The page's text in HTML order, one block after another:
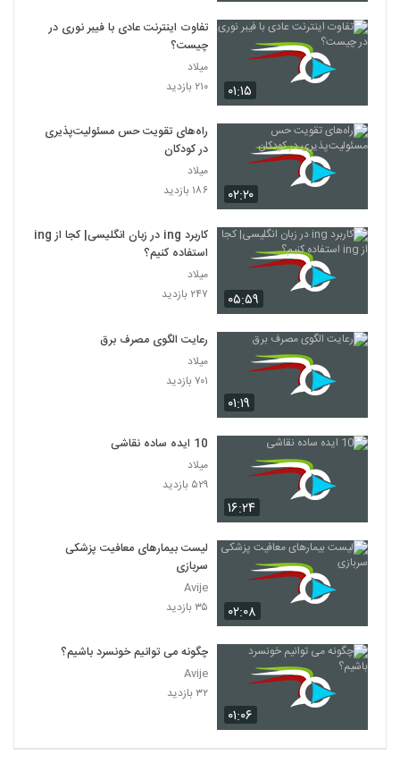
۰۱:۱۵
تفاوت اینترنت عادی با فیبر نوری در
چیست؟
میلاد
۲۱۰ بازدید
۰۲:۲۰
راه‌های تقویت حس مسئولیت‌پذیری
در کودکان
میلاد
۱۸۶ بازدید
۰۵:۵۹
کاربرد ing در زبان انگلیسی| کجا از ing
استفاده کنیم؟
میلاد
۲۴۷ بازدید
۰۱:۱۹
رعایت الگوی مصرف برق
میلاد
۷۰۱ بازدید
۱۶:۲۴
10 ایده ساده نقاشی
میلاد
۵۲۹ بازدید
۰۲:۰۸
لیست بیمارهای معافیت پزشکی
سربازی
Avije
۳۵ بازدید
۰۱:۰۶
چگونه می توانیم خونسرد باشیم؟
Avije
۳۲ بازدید